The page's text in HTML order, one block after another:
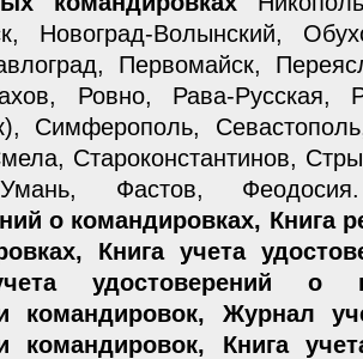
Новоград-Волынский,
Первомайск,
Ровно, Рава-Русская,
Симферополь,
Староконстантинов,
Фастов,
о командировках, Книга
Книга учета
удостоверений о
командировок, Журнал
командировок, Книга